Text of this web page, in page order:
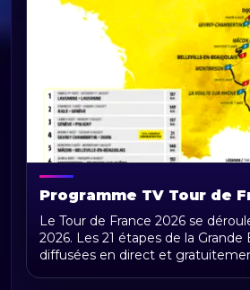
Programme TV Tour de
horaires, chaînes et
Le Tour de France 2026 se
2026. Les 21 étapes de la
diffusées en direct et